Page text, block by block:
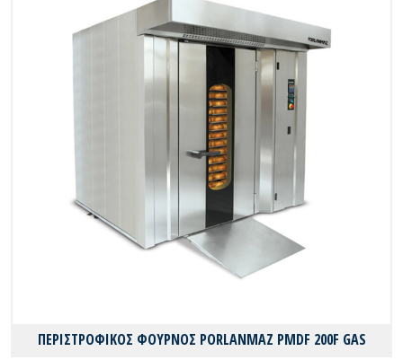
ΠΕΡΙΣΤΡΟΦΙΚΟΣ ΦΟΥΡΝΟΣ PORLANMAZ PMDF 200F GAS